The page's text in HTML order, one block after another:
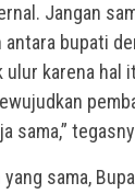
Jangan
bupati
karena hal
sama,”
sama,